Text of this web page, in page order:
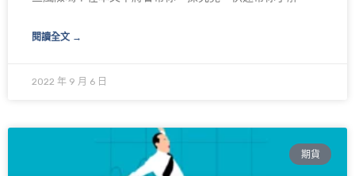
閱讀全文 →
2022 年 9 月 6 日
期貨